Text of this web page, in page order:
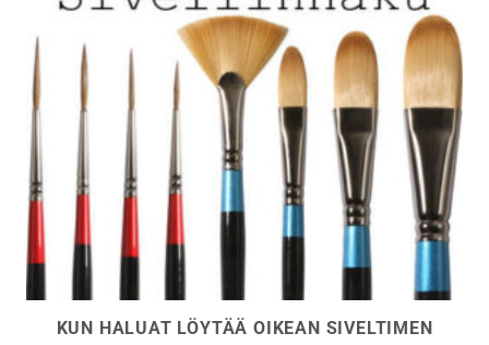
KUN HALUAT LÖYTÄÄ OIKEAN SIVELTIMEN